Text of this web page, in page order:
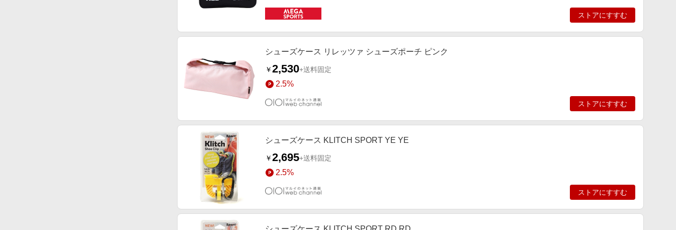
ストアにすすむ
シューズケース リレッツァ シューズポーチ ピンク
￥2,530+送料固定
2.5%
ストアにすすむ
シューズケース KLITCH SPORT YE YE
￥2,695+送料固定
2.5%
ストアにすすむ